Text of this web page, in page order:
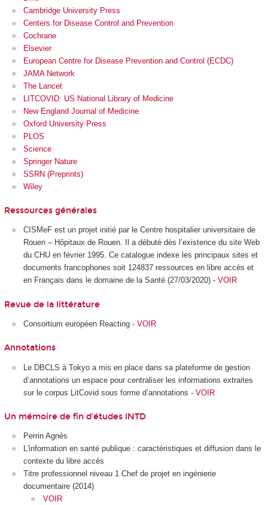
Cambridge University Press
Centers for Disease Control and Prevention
Cochrane
Elsevier
European Centre for Disease Prevention and Control (ECDC)
JAMA Network
The Lancet
LITCOVID: US National Library of Medicine
New England Journal of Medicine
Oxford University Press
PLOS
Science
Springer Nature
SSRN (Preprints)
Wiley
Ressources générales
CISMeF est un projet initié par le Centre hospitalier universitaire de
Rouen – Hôpitaux de Rouen. Il a débuté dès l’existence du site Web
du CHU en février 1995. Ce catalogue indexe les principaux sites et
documents francophones soit 124837 ressources en libre accès et
en Français dans le domaine de la Santé (27/03/2020) - VOIR
Revue de la littérature
Consortium européen Reacting - VOIR
Annotations
Le DBCLS à Tokyo a mis en place dans sa plateforme de gestion
d’annotations un espace pour centraliser les informations extraites
sur le corpus LitCovid sous forme d’annotations - VOIR
Un mémoire de fin d’études INTD
Perrin Agnès
L'information en santé publique : caractéristiques et diffusion dans le
contexte du libre accès
Titre professionnel niveau 1 Chef de projet en ingénierie
documentaire (2014)
VOIR